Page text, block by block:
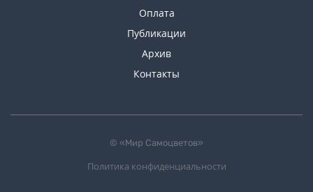
Оплата
Публикации
Архив
Контакты
© «Мир Самоцветов»
Политика конфиденциальности